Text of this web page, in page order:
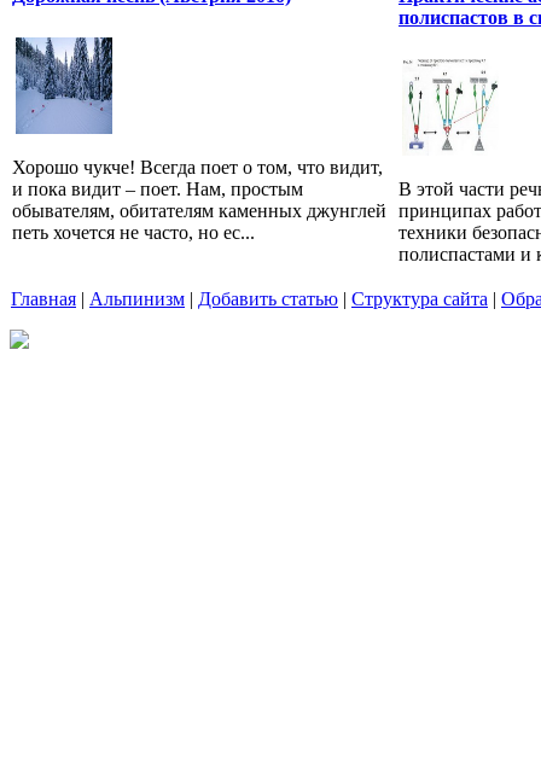
Хорошо чукче! Всегда поет о том, что видит,
и пока видит – поет. Нам, простым
обывателям, обитателям каменных джунглей
петь хочется не часто, но ес...
полиспастов в
В этой части
принципах
техники
полиспастами и
Главная | Альпинизм | Добавить статью | Структура сайта |